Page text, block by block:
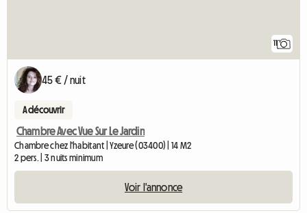
11
45 € / nuit
A découvrir
Chambre Avec Vue Sur Le Jardin
Chambre chez l'habitant | Yzeure (03400) | 14 M2
2 pers. | 3 nuits minimum
Voir l'annonce